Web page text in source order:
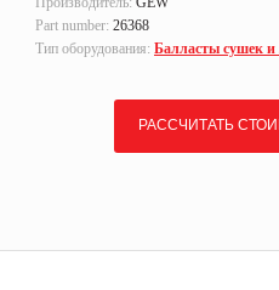
Part number: 26368
Тип оборудования: Балласты сушек
РАССЧИТАТЬ